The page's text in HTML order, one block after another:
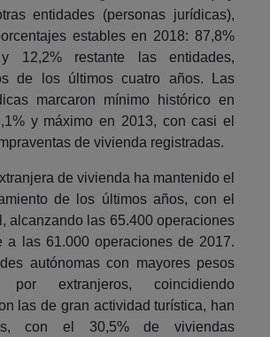
entidades (personas jurídicas),
estables en 2018: 87,8%
12,2% restante las entidades,
de los últimos cuatro años. Las
marcaron mínimo histórico en
y máximo en 2013, con casi el
de vivienda registradas.
de vivienda ha mantenido el
de los últimos años, con el
alcanzando las 65.400 operaciones
a las 61.000 operaciones de 2017.
autónomas con mayores pesos
extranjeros, coincidiendo
las de gran actividad turística, han
con el 30,5% de viviendas